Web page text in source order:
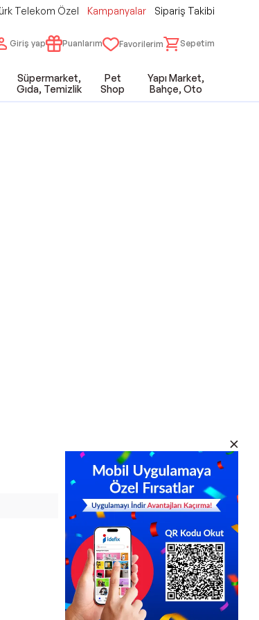
Telekom Özel Kampanyalar Sipariş Takibi
Giriş yap Puanlarım Favorilerim Sepetim
Süpermarket,
Gıda, Temizlik
Pet
Shop
Yapı Market,
Bahçe, Oto